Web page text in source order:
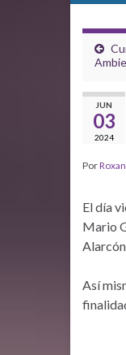
JUN
03
2024
Por
El día
Mario
Así